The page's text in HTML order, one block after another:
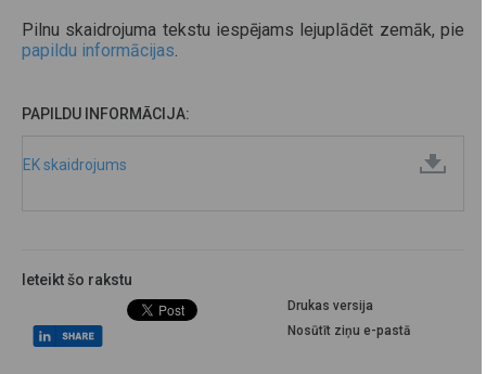
Pilnu skaidrojuma tekstu iespējams lejuplādēt zemāk, pie
papildu informācijas
PAPILDU INFORMĀCIJA:
EK skaidrojums
Ieteikt šo rakstu
Drukas versija
Nosūtīt ziņu e-pastā